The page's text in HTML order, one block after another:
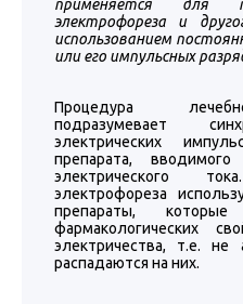
применяется для
электрофореза и
использованием
или его импульсных
Процедура
подразумевает
электрических
препарата,
электрического
электрофореза
препараты,
фармакологических
электричества, т.е.
распадаются на них.